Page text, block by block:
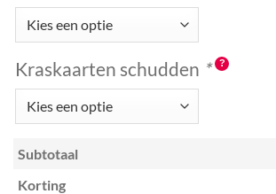
Kraskaarten schudden *
Subtotaal
Korting